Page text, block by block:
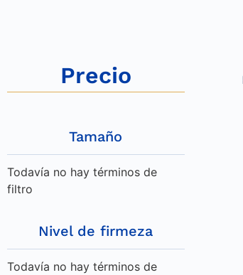
Precio
Tamaño
Todavía no hay términos de
filtro
Nivel de firmeza
Todavía no hay términos de